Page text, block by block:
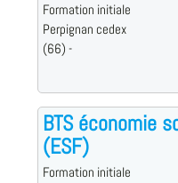
Formation initiale
Perpignan cedex
(66) -
BTS économie
(ESF)
Formation initiale